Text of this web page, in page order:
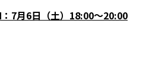
7月6日（土）18:00〜20:00